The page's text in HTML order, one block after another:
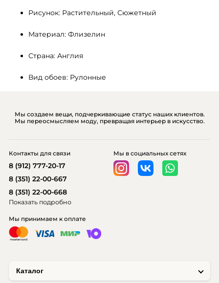
Рисунок: Растительный, Сюжетный
Материал: Флизелин
Страна: Англия
Вид обоев: Рулонные
Мы создаем вещи, подчеркивающие статус наших клиентов.
Мы переосмысляем моду, превращая интерьер в искусство.
Каталог
Мы принимаем к оплате
Мы в социальных сетях
Контакты для связи
8 (912) 777-20-17
8 (351) 22-00-667
8 (351) 22-00-668
Показать подробно